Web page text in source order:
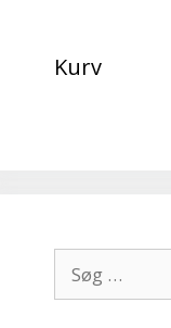
Kurv
efter: